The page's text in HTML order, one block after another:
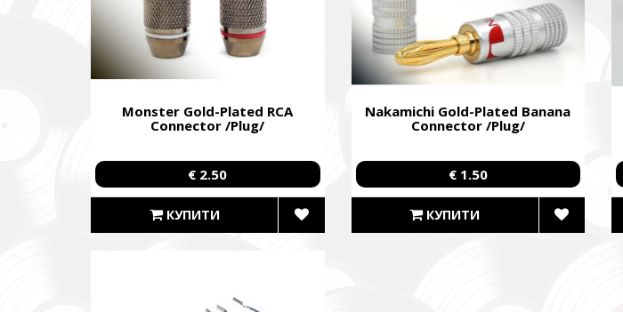
Monster Gold-Plated RCA
Connector /Plug/
€ 2.50
КУПИТИ
Nakamichi Gold-Plated Banana
Connector /Plug/
€ 1.50
КУПИТИ
Фонд закуповує обладнання, яке допомагає
тепловізійну оптику, квадрокоптери,
The Foundation purchases equipment that
Благодійний фонд Сергія Притули
Ми допомагаємо бойовим підрозділам
пріоритетності та наших можливостей.
хто вже виконує бойові завдання у гарячих